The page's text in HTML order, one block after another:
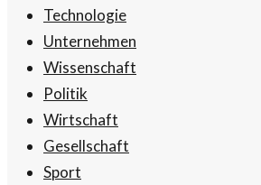
Technologie
Unternehmen
Wissenschaft
Politik
Wirtschaft
Gesellschaft
Sport